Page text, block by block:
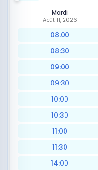
Mardi
Août 11, 2026
08:00
08:30
09:00
09:30
10:00
10:30
11:00
11:30
14:00